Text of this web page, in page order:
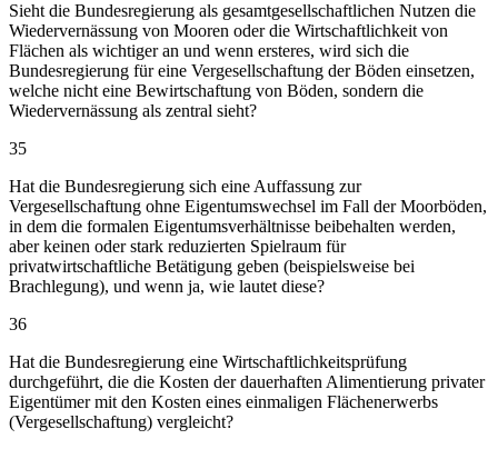
Sieht die Bundesregierung als gesamtgesellschaftlichen Nutzen die
Wiedervernässung von Mooren oder die Wirtschaftlichkeit von
Flächen als wichtiger an und wenn ersteres, wird sich die
Bundesregierung für eine Vergesellschaftung der Böden einsetzen,
welche nicht eine Bewirtschaftung von Böden, sondern die
Wiedervernässung als zentral sieht?
35
Hat die Bundesregierung sich eine Auffassung zur
Vergesellschaftung ohne Eigentumswechsel im Fall der Moorböden,
in dem die formalen Eigentumsverhältnisse beibehalten werden,
aber keinen oder stark reduzierten Spielraum für
privatwirtschaftliche Betätigung geben (beispielsweise bei
Brachlegung), und wenn ja, wie lautet diese?
36
Hat die Bundesregierung eine Wirtschaftlichkeitsprüfung
durchgeführt, die die Kosten der dauerhaften Alimentierung privater
Eigentümer mit den Kosten eines einmaligen Flächenerwerbs
(Vergesellschaftung) vergleicht?